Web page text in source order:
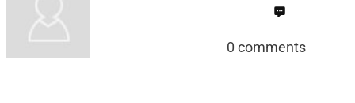
0 comments